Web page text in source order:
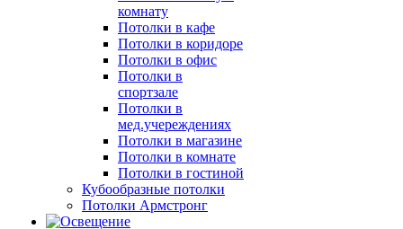
комнату
Потолки в кафе
Потолки в коридоре
Потолки в офис
Потолки в
спортзале
Потолки в
мед.учереждениях
Потолки в магазине
Потолки в комнате
Потолки в гостиной
Кубообразные потолки
Потолки Армстронг